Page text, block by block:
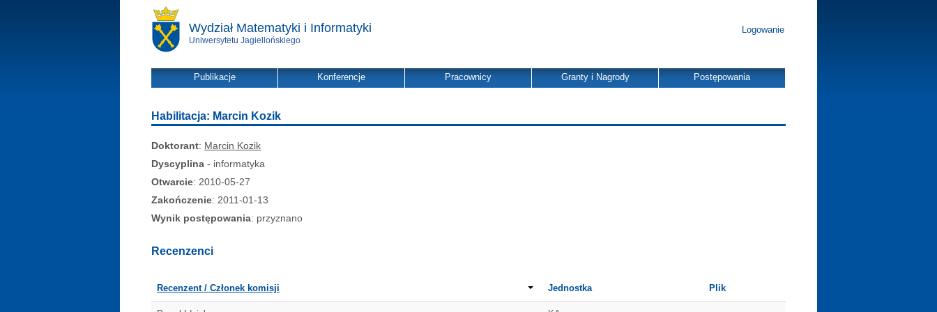
Wydział Matematyki i Informatyki
Uniwersytetu Jagiellońskiego
Logowanie
Publikacje Konferencje Pracownicy Granty i Nagrody Postępowania
Habilitacja: Marcin Kozik
Doktorant: Marcin Kozik
Dyscyplina - informatyka
Otwarcie: 2010-05-27
Zakończenie: 2011-01-13
Wynik postępowania: przyznano
Recenzenci
Recenzent / Członek komisji Jednostka Plik